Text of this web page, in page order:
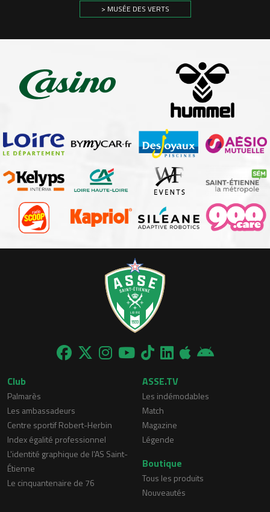
> MUSÉE DES VERTS
Club
Palmarès
Les ambassadeurs
Centre sportif Robert-Herbin
Index égalité professionnel
L'identité graphique de l'AS Saint-
Étienne
Le cinquantenaire de 76
ASSE.TV
Les indémodables
Match
Magazine
Légende
Boutique
Tous les produits
Nouveautés